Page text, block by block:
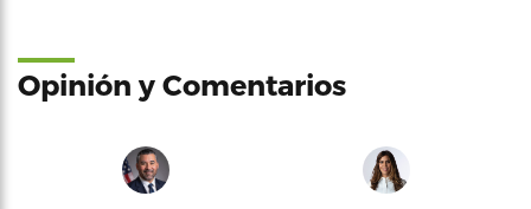
Opinión y Comentarios